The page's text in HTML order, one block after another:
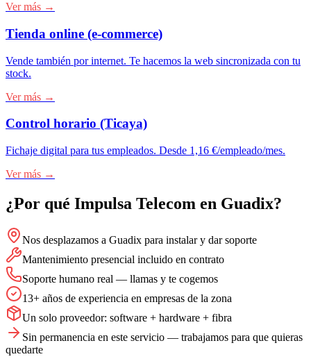
Ver más →
Tienda online (e-commerce)
Vende también por internet. Te hacemos la web sincronizada con tu
stock.
Ver más →
Control horario (Ticaya)
Fichaje digital para tus empleados. Desde 1,16 €/empleado/mes.
Ver más →
¿Por qué Impulsa Telecom en Guadix?
Nos desplazamos a Guadix para instalar y dar soporte
Mantenimiento presencial incluido en contrato
Soporte humano real — llamas y te cogemos
13+ años de experiencia en empresas de la zona
Un solo proveedor: software + hardware + fibra
Sin permanencia en este servicio — trabajamos para que quieras
quedarte